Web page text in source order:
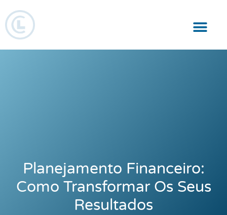
Planejamento Financeiro:
Como Transformar Os Seus
Resultados